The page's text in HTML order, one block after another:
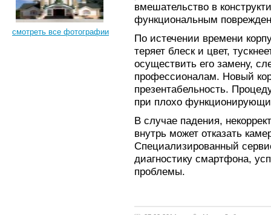
смотреть все фотографии
вмешательство в
функциональным
По истечении времени
теряет блеск и цвет,
осуществить его замену,
профессионалам. Новый
презентабельность.
при плохо
В случае падения,
внутрь может отказать
Специализированный
диагностику смартфона,
проблемы.